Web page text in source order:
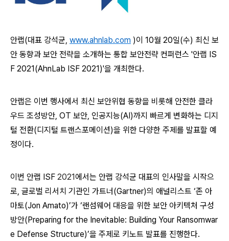
안랩(대표 강석균, www.ahnlab.com )이 10월 20일(수) 최신 보
안 동향과 보안 전략을 소개하는 통합 보안전략 컨퍼런스 '안랩 IS
F 2021(AhnLab ISF 2021)'을 개최한다.
안랩은 이번 행사에서 최신 보안위협 동향을 비롯해 안전한 클라
우드 조성방안, OT 보안, 인공지능(AI)까지 빠르게 변화하는 디지
털 전환(디지털 트랜스포메이션)을 위한 다양한 주제를 발표할 예
정이다.
이번 안랩 ISF 2021에서는 안랩 강석균 대표의 인사말을 시작으
로, 글로벌 리서치 기관인 가트너(Gartner)의 애널리스트 ‘존 아
마토(Jon Amato)’가 ‘랜섬웨어 대응을 위한 보안 아키텍처 구성
방안(Preparing for the Inevitable: Building Your Ransomwar
e Defense Structure)’을 주제로 키노트 발표를 진행한다.